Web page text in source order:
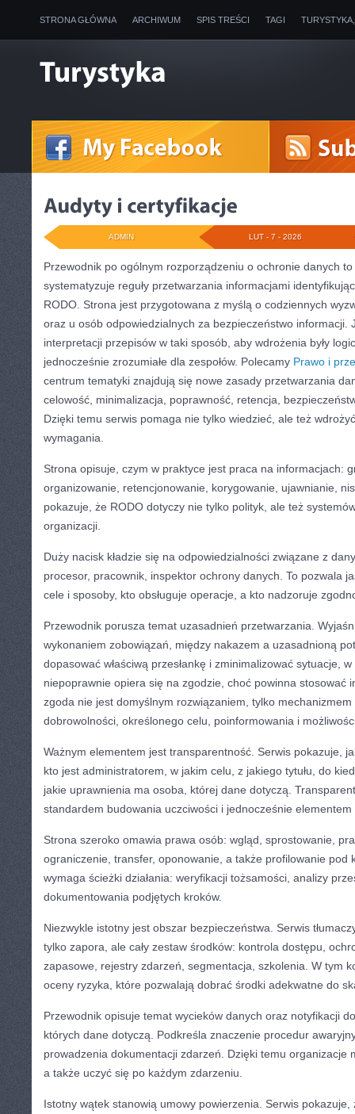
STRONA GŁÓWNA ARCHIWUM SPIS TREŚCI TAGI
LUT - 7 - 2026
ADMIN
Przewodnik po ogólnym rozporządzeniu o ochronie danych
systematyzuje reguły przetwarzania informacjami
RODO. Strona jest przygotowana z myślą o codziennych
oraz u osób odpowiedzialnych za bezpieczeństwo informacji.
interpretacji przepisów w taki sposób, aby wdrożenia były
jednocześnie zrozumiałe dla zespołów. Polecamy Prawo i
centrum tematyki znajdują się nowe zasady przetwarzania
celowość, minimalizacja, poprawność, retencja,
Dzięki temu serwis pomaga nie tylko wiedzieć, ale też
wymagania.
Strona opisuje, czym w praktyce jest praca na informacjach:
organizowanie, retencjonowanie, korygowanie, ujawnianie,
pokazuje, że RODO dotyczy nie tylko polityk, ale też
organizacji.
Duży nacisk kładzie się na odpowiedzialności związane z
procesor, pracownik, inspektor ochrony danych. To pozwala
cele i sposoby, kto obsługuje operacje, a kto nadzoruje
Przewodnik porusza temat uzasadnień przetwarzania.
wykonaniem zobowiązań, między nakazem a uzasadnioną
dopasować właściwą przesłankę i zminimalizować sytuacje,
niepoprawnie opiera się na zgodzie, choć powinna stosować
zgoda nie jest domyślnym rozwiązaniem, tylko
dobrowolności, określonego celu, poinformowania i
Ważnym elementem jest transparentność. Serwis pokazuje,
kto jest administratorem, w jakim celu, z jakiego tytułu, do
jakie uprawnienia ma osoba, której dane dotyczą.
standardem budowania uczciwości i jednocześnie
Strona szeroko omawia prawa osób: wgląd, sprostowanie,
ograniczenie, transfer, oponowanie, a także profilowanie pod
wymaga ścieżki działania: weryfikacji tożsamości, analizy
dokumentowania podjętych kroków.
Niezwykle istotny jest obszar bezpieczeństwa. Serwis
tylko zapora, ale cały zestaw środków: kontrola dostępu,
zapasowe, rejestry zdarzeń, segmentacja, szkolenia. W tym
oceny ryzyka, które pozwalają dobrać środki adekwatne do
Przewodnik opisuje temat wycieków danych oraz notyfikacji
których dane dotyczą. Podkreśla znaczenie procedur
prowadzenia dokumentacji zdarzeń. Dzięki temu organizacje
a także uczyć się po każdym zdarzeniu.
Istotny wątek stanowią umowy powierzenia. Serwis pokazuje,